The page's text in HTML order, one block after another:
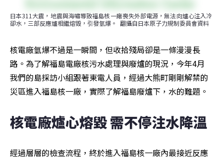
日本311大震，地震與海嘯導致福島核一廠喪失外部電源，無法向爐心注入冷
卻水，三部反應爐相繼熔毀，引發氫爆。  翻攝自日本原子力規制委員會資料
核電廠氫爆不過是一瞬間，但收拾殘局卻是一條漫漫長
路。為了解福島電廠核污水處理與廢爐的現況，今年4月
我們的島採訪小組跟著東電人員，經過大熊町剛剛解禁的
災區進入福島核一廠，實際了解福島廢爐下，水的難題。
核電廠爐心熔毀 需不停注水降溫
經過層層的檢查流程，終於進入福島核一廠內最接近反應